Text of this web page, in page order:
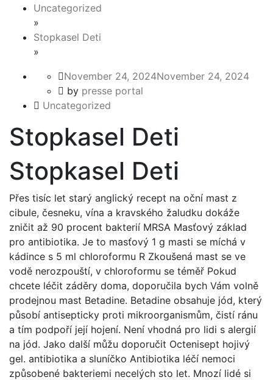
Uncategorized
»
Stopkasel Deti
»
November 24, 2024November 24, 2024
by presse portal
Uncategorized
Stopkasel Deti
Stopkasel Deti
Přes tisíc let starý anglický recept na oční mast z
cibule, česneku, vína a kravského žaludku dokáže
zničit až 90 procent bakterií MRSA Masťový základ
pro antibiotika. Je to masťový 1 g masti se míchá v
kádince s 5 ml chloroformu R Zkoušená mast se ve
vodě nerozpouští, v chloroformu se téměř Pokud
chcete léčit záděry doma, doporučila bych Vám volně
prodejnou mast Betadine. Betadine obsahuje jód, který
působí antisepticky proti mikroorganismům, čistí ránu
a tím podpoří její hojení. Není vhodná pro lidi s alergií
na jód. Jako další můžu doporučit Octenisept hojivý
gel. antibiotika a sluníčko Antibiotika léčí nemoci
způsobené bakteriemi necelých sto let. Mnozí lidé si